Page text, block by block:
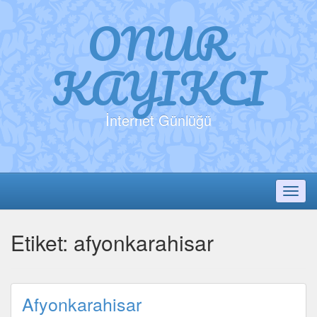
ONUR
KAYIKCI
İnternet Günlüğü
Etiket: afyonkarahisar
Afyonkarahisar